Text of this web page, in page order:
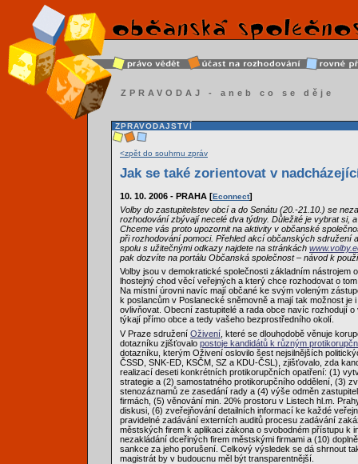
ZPRAVODAJ - aneb co se děje
ZPRAVODAJSTVÍ
<zpět do souhrnu zpráv
Jak se také zorientovat v
10. 10. 2006 - PRAHA [Econnect]
Volby do zastupitelstev obcí a do Senátu (20.-21.10.) se
rozhodování zbývají necelé dva týdny. Důležité je vybrat si,
Chceme vás proto upozornit na aktivity v občanské
při rozhodování pomoci. Přehled akcí občanských sdružení
spolu s užitečnými odkazy najdete na stránkách
pak dozvíte na portálu Občanská společnost – návod k
Volby jsou v demokratické společnosti základním nástrojem
lhostejný chod věcí veřejných a který chce rozhodovat o
Na místní úrovni navíc mají občané ke svým voleným
k poslancům v Poslanecké sněmovně a mají tak možnost je
ovlivňovat. Obecní zastupitelé a rada obce navíc rozhodují
týkají přímo obce a tedy vašeho bezprostředního okolí.
V Praze sdružení Oživení , které se dlouhodobě věnuje
dotazníku zjišťovalo postoje kandidátů k různým
dotazníku, kterým Oživení oslovilo šest nejsilnějších
ČSSD, SNK-ED, KSČM, SZ a KDU-ČSL), zjišťovalo, zda
realizací deseti konkrétních protikorupčních opatření: (1)
strategie a (2) samostatného protikorupčního oddělení, (3)
stenozáznamů ze zasedání rady a (4) výše odměn
firmách, (5) věnování min. 20% prostoru v Listech hl.m.
diskusi, (6) zveřejňování detailních informací ke každé
pravidelné zadávání externích auditů procesu zadávání
městských firem k aplikaci zákona o svobodném přístupu k
nezakládání dceřiných firem městskými firmami a (10)
sankce za jeho porušení. Celkový výsledek se dá shrnout
magistrát by v budoucnu měl být transparentnější.